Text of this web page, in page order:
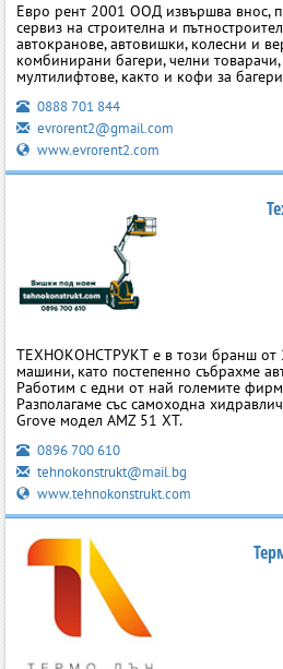
Евро рент 2001 ООД извършва внос,
сервиз на строителна и
автокранове, автовишки, колесни и
комбинирани багери, челни
мултилифтове, както и кофи за
0888 701 844
evrorent2@gmail.com
www.evrorent2.com
ТЕХНОКОНСТРУКТ е в този бранш от
машини, като постепенно събрахме
Работим с едни от най големите
Разполагаме със самоходна
Grove модел AMZ 51 XT.
0896 700 610
tehnokonstrukt@mail.bg
www.tehnokonstrukt.com